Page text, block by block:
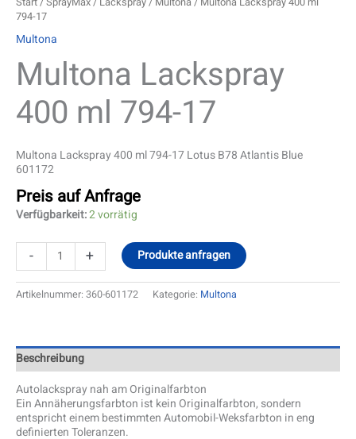
794-17
Multona
Multona Lackspray
400 ml 794-17
Multona Lackspray 400 ml 794-17 Lotus B78 Atlantis Blue
601172
Preis auf Anfrage
Verfügbarkeit:2 vorrätig
- + Produkte anfragen
Artikelnummer: 360-601172 Kategorie: Multona
Beschreibung
Autolackspray nah am Originalfarbton
Ein Annäherungsfarbton ist kein Originalfarbton, sondern
entspricht einem bestimmten Automobil-Weksfarbton in eng
definierten Toleranzen.